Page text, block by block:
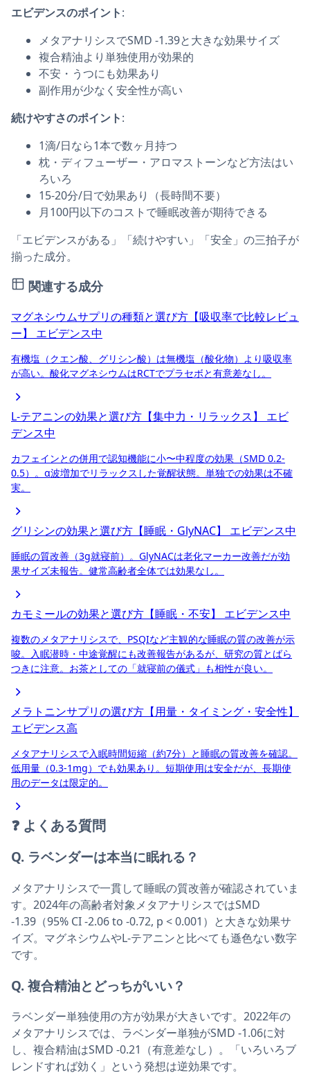
エビデンスのポイント:
メタアナリシスでSMD -1.39と大きな効果サイズ
複合精油より単独使用が効果的
不安・うつにも効果あり
副作用が少なく安全性が高い
続けやすさのポイント:
1滴/日なら1本で数ヶ月持つ
枕・ディフューザー・アロマストーンなど方法はい
ろいろ
15-20分/日で効果あり（長時間不要）
月100円以下のコストで睡眠改善が期待できる
「エビデンスがある」「続けやすい」「安全」の三拍子が
揃った成分。
関連する成分
マグネシウムサプリの種類と選び方【吸収率で比較レビュ
ー】
エビデンス中
有機塩（クエン酸、グリシン酸）は無機塩（酸化物）より吸収率
が高い。酸化マグネシウムはRCTでプラセボと有意差なし。
L-テアニンの効果と選び方【集中力・リラックス】
エビ
デンス中
カフェインとの併用で認知機能に小〜中程度の効果（SMD 0.2-
0.5）。α波増加でリラックスした覚醒状態。単独での効果は不確
実。
グリシンの効果と選び方【睡眠・GlyNAC】 エビデンス中
睡眠の質改善（3g就寝前）。GlyNACは老化マーカー改善だが効
果サイズ未報告。健常高齢者全体では効果なし。
カモミールの効果と選び方【睡眠・不安】 エビデンス中
複数のメタアナリシスで、PSQIなど主観的な睡眠の質の改善が示
唆。入眠潜時・中途覚醒にも改善報告があるが、研究の質とばら
つきに注意。お茶としての「就寝前の儀式」も相性が良い。
メラトニンサプリの選び方【用量・タイミング・安全性】
エビデンス高
メタアナリシスで入眠時間短縮（約7分）と睡眠の質改善を確認。
低用量（0.3-1mg）でも効果あり。短期使用は安全だが、長期使
用のデータは限定的。
❓ よくある質問
Q. ラベンダーは本当に眠れる？
メタアナリシスで一貫して睡眠の質改善が確認されていま
す。2024年の高齢者対象メタアナリシスではSMD
-1.39（95% CI -2.06 to -0.72, p < 0.001）と大きな効果サ
イズ。マグネシウムやL-テアニンと比べても遜色ない数字
です。
Q. 複合精油とどっちがいい？
ラベンダー単独使用の方が効果が大きいです。2022年の
メタアナリシスでは、ラベンダー単独がSMD -1.06に対
し、複合精油はSMD -0.21（有意差なし）。「いろいろブ
レンドすれば効く」という発想は逆効果です。